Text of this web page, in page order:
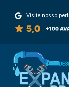
Visite nosso